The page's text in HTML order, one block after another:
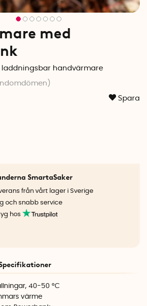
med
handvärmare
)
Spara
SmartaSaker
från vårt lager i Sverige
och snabb service
hos
40-50 °C
värme